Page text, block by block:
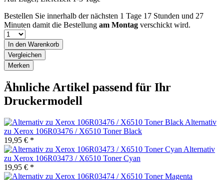
Bestellen Sie innerhalb der nächsten 1 Tage 17 Stunden und 27
Minuten damit die Bestellung am Montag verschickt wird.
In den Warenkorb
Vergleichen
Merken
Ähnliche Artikel passend für Ihr
Druckermodell
Alternativ
zu Xerox 106R03476 / X6510 Toner Black
19,95 € *
Alternativ
zu Xerox 106R03473 / X6510 Toner Cyan
19,95 € *